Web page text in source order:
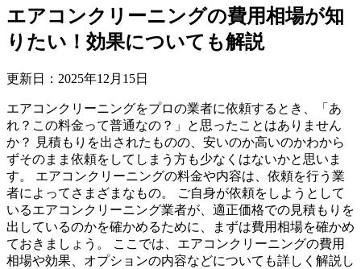
エアコンクリーニングの費用相場が知
りたい！効果についても解説
更新日： 2025年12 月 15日
エアコンクリーニングをプロの業者に依頼するとき、「あ
れ？この料金って普通なの？」と思ったことはありません
か？ 見積もりを出されたものの、安いのか高いのかわから
ずそのまま依頼をしてしまう方も少なくはないかと思いま
す。 エアコンクリーニングの料金や内容は、依頼を行う業
者によってさまざまなもの。 ご自身が依頼をしようとして
いるエアコンクリーニング業者が、適正価格での見積もりを
出しているのかを確かめるために、まずは費用相場を確かめ
ておきましょう。 ここでは、エアコンクリーニングの費用
相場や効果、オプションの内容などについても詳しく解説し